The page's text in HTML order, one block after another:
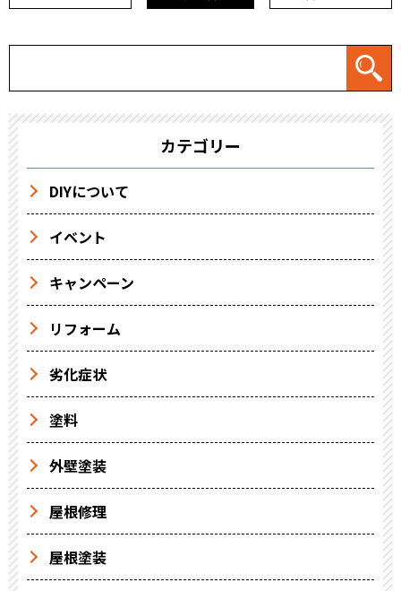
カテゴリー
DIYについて
イベント
キャンペーン
リフォーム
劣化症状
塗料
外壁塗装
屋根修理
屋根塗装